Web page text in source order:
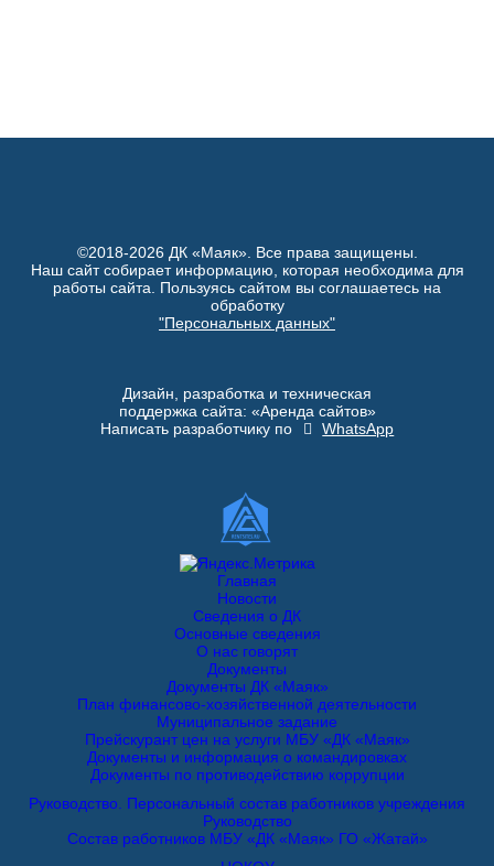
©2018-2026 ДК «Маяк». Все права защищены.
Наш сайт собирает информацию, которая необходима для
работы сайта. Пользуясь сайтом вы соглашаетесь на
обработку
"Персональных данных"
Дизайн, разработка и техническая
поддержка сайта: «Аренда сайтов»
Написать разработчику по
WhatsApp
Главная
Новости
Сведения о ДК
Основные сведения
О нас говорят
Документы
Документы ДК «Маяк»
План финансово-хозяйственной деятельности
Муниципальное задание
Прейскурант цен на услуги МБУ «ДК «Маяк»
Документы и информация о командировках
Документы по противодействию коррупции
Руководство. Персональный состав работников учреждения
Руководство
Состав работников МБУ «ДК «Маяк» ГО «Жатай»